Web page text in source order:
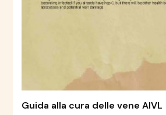
Guida alla cura delle vene AIVL